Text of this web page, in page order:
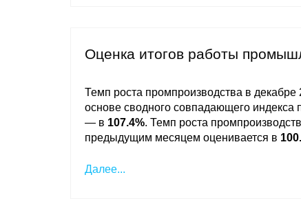
Оценка итогов работы
Темп роста промпроизводства в декабре
основе сводного совпадающего индекса
— в 107.4%. Темп роста
предыдущим месяцем оценивается в
Далее...